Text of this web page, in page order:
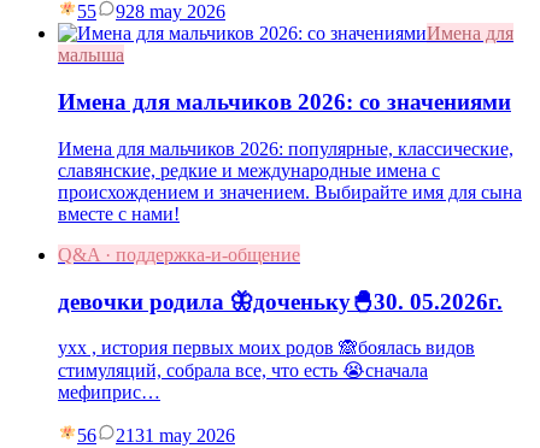
55 928 may 2026
Имена для
малыша
Имена для мальчиков 2026: со значениями
Имена для мальчиков 2026: популярные, классические,
славянские, редкие и международные имена с
происхождением и значением. Выбирайте имя для сына
вместе с нами!
Q&A · поддержка-и-общение
девочки родила 🦋доченьку🐣30. 05.2026г.
ухх , история первых моих родов 🙈боялась видов
стимуляций, собрала все, что есть 😭сначала
мефиприс…
56 2131 may 2026